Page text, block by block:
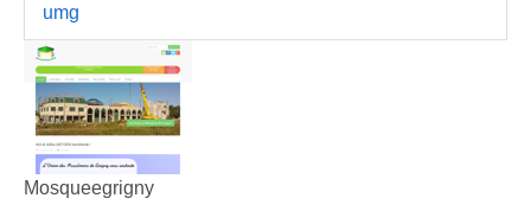
umg
Mosqueegrigny